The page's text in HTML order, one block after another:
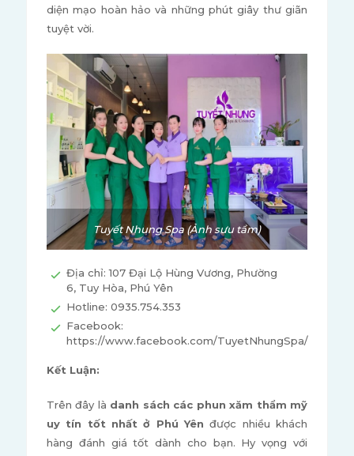
diện mạo hoàn hảo và những phút giây thư giãn
tuyệt vời.
Tuyết Nhung Spa (Ảnh sưu tầm)
Địa chỉ: 107 Đại Lộ Hùng Vương, Phường
6, Tuy Hòa, Phú Yên
Hotline: 0935.754.353
Facebook:
https://www.facebook.com/TuyetNhungSpa/
Kết Luận:
Trên đây là danh sách các phun xăm thẩm mỹ
uy tín tốt nhất ở Phú Yên được nhiều khách
hàng đánh giá tốt dành cho bạn. Hy vọng với